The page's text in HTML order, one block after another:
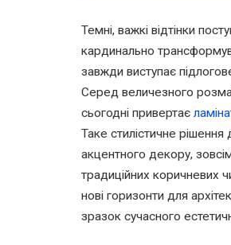
Темні, важкі відтінки
кардинально
завжди виступає
Серед величезного
сьогодні привертає
Таке стилістичне
акцентного декору,
традиційних коричневих
нові горизонти для
зразок сучасного